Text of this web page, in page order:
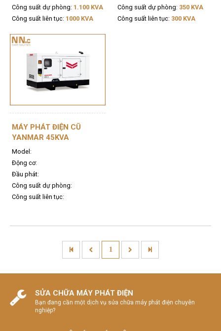
Công suất dự phòng: 1.100 KVA
Công suất liên tục: 1000 KVA
Công suất dự phòng: 350 KVA
Công suất liên tục: 300 KVA
MÁY PHÁT ĐIỆN CŨ
YANMAR 45KVA
Model:
Động cơ:
Đầu phát:
Công suất dự phòng:
Công suất liên tục:
1
SỬA CHỮA MÁY PHÁT ĐIỆN
Bạn đang cần một dịch vụ sửa chữa máy phát điện chuyên
nghiệp?